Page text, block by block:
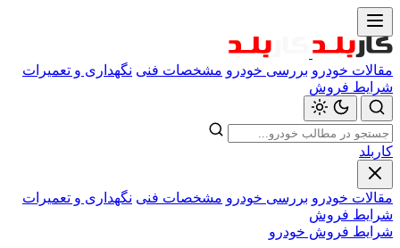
مقالات خودرو بررسی خودرو مشخصات فنی نگهداری و تعمیرات
شرایط فروش
کاربلد
مقالات خودرو بررسی خودرو مشخصات فنی نگهداری و تعمیرات
شرایط فروش
شرایط فروش خودرو